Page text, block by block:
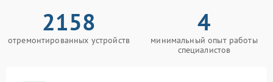
2158
отремонтированных устройств
4
минимальный опыт работы
специалистов